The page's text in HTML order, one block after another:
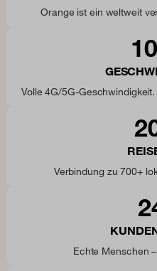
Orange ist ein weltweit
Volle 4G/5G-
Verbindung zu 700+
Echte Menschen